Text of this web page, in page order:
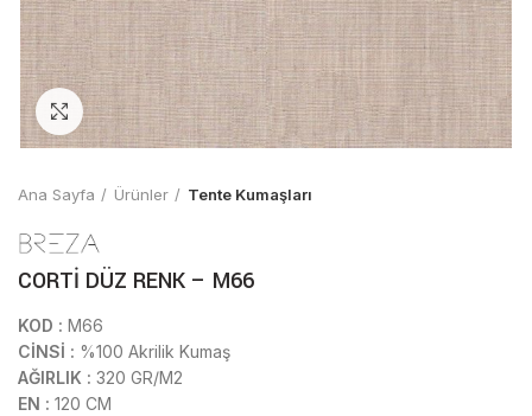
Click to enlarge
Ana Sayfa Ürünler Tente Kumaşları
CORTİ DÜZ RENK – M66
KOD : M66
CİNSİ : %100 Akrilik Kumaş
AĞIRLIK : 320 GR/M2
EN : 120 CM